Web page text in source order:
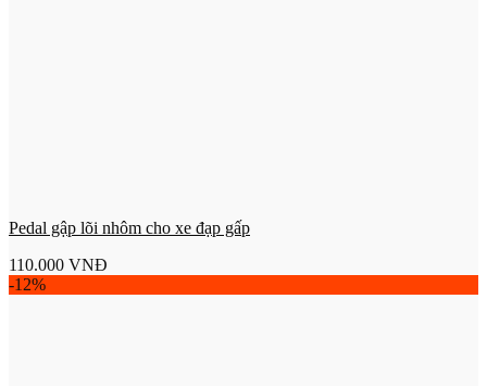
Pedal gập lõi nhôm cho xe đạp gấp
110.000 VNĐ
-12%